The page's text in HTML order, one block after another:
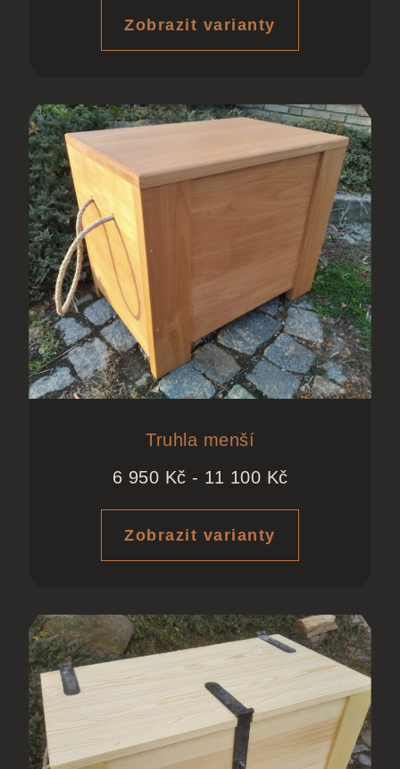
Zobrazit varianty
Truhla menší
6 950 Kč - 11 100 Kč
Zobrazit varianty